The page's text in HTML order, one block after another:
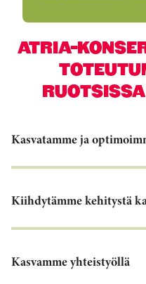
ATRIA-
Kasvatamme ja
Kiihdytämme kehitystä
Kasvamme yhteistyöllä